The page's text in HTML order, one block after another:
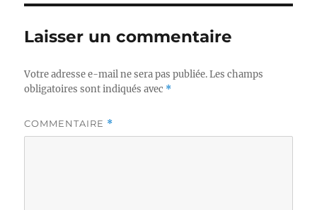
Laisser un commentaire
Votre adresse e-mail ne sera pas publiée. Les champs
obligatoires sont indiqués avec *
COMMENTAIRE *